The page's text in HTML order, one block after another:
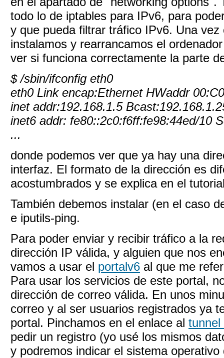
todo lo de iptables para IPv6, para
y que pueda filtrar tráfico IPv6. Una
instalamos y rearrancamos el
ver si funciona correctamente la parte
$ /sbin/ifconfig eth0
eth0 Link encap:Ethernet HWaddr
inet addr:192.168.1.5
inet6 addr: fe80::2c0:f6ff:fe98:44ed/10
...
donde podemos ver que ya hay una
interfaz. El formato de la dirección es
acostumbrados y se explica en el
También debemos instalar (en el caso
e iputils-ping.
Para poder enviar y recibir tráfico a la
dirección IP válida, y alguien que nos
vamos a usar el portalv6 al que me
Para usar los servicios de este portal,
dirección de correo válida. En unos
correo y al ser usuarios registrados ya
portal. Pinchamos en el enlace al tunnel
pedir un registro (yo usé los mismos
y podremos indicar el sistema